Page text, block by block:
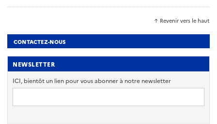
↑ Revenir vers le haut
CONTACTEZ-NOUS
NEWSLETTER
ICI, bientôt un lien pour vous abonner à notre newsletter